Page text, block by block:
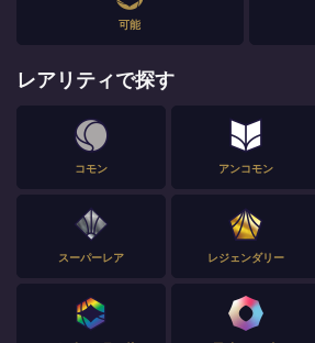
可能
レアリティで探す
コモン アンコモン
スーパーレア レジェンダリー